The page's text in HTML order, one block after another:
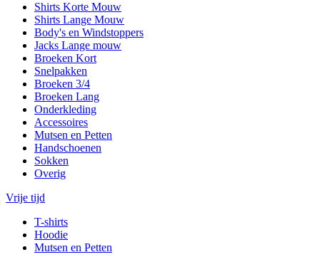
Shirts Korte Mouw
Shirts Lange Mouw
Body's en Windstoppers
Jacks Lange mouw
Broeken Kort
Snelpakken
Broeken 3/4
Broeken Lang
Onderkleding
Accessoires
Mutsen en Petten
Handschoenen
Sokken
Overig
Vrije tijd
T-shirts
Hoodie
Mutsen en Petten